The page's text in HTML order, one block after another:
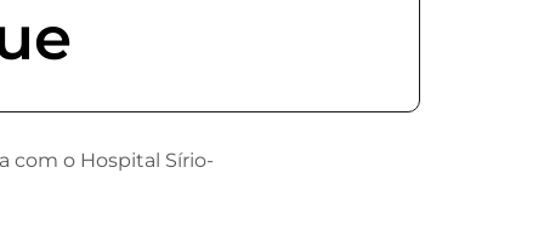
com o Hospital Sírio-